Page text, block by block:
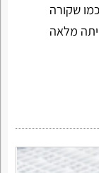
שקורה
מלאה